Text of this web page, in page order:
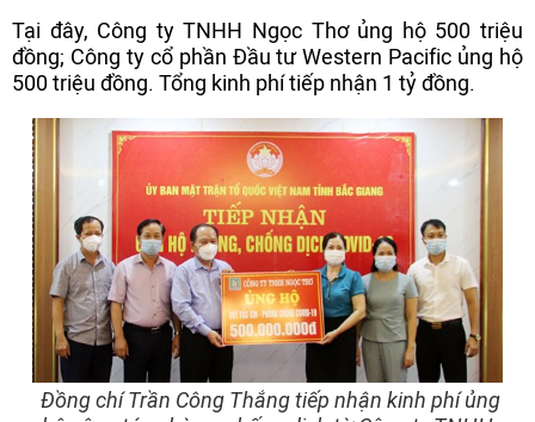
Tại đây, Công ty TNHH Ngọc Thơ ủng hộ 500 triệu
đồng; Công ty cổ phần Đầu tư Western Pacific ủng hộ
500 triệu đồng. Tổng kinh phí tiếp nhận 1 tỷ đồng.
Đồng chí Trần Công Thắng tiếp nhận kinh phí ủng